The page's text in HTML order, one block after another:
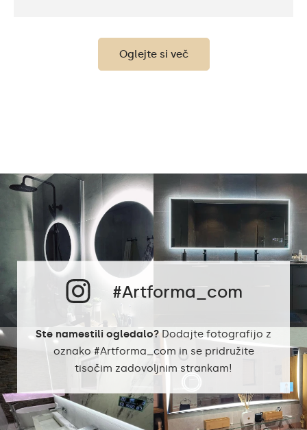
Garancija: Da, 2 leti
Prevoz:
Pravilno pripravljena
embalaža zagotavlja
varen prevoz do vašega
doma.
Obdelava robov:
Ogledalo s poliranimi
robovi
Barva LED:
Dual Color: 2700K -
6500K
Poraba:
Dual Color: 9,6 W /
m
RGB osvetlitev: 15
W / m
Oglejte si več
#Artforma_com
Ste namestili ogledalo? Dodajte fotografijo z
oznako #Artforma_com in se pridružite
tisočim zadovoljnim strankam!